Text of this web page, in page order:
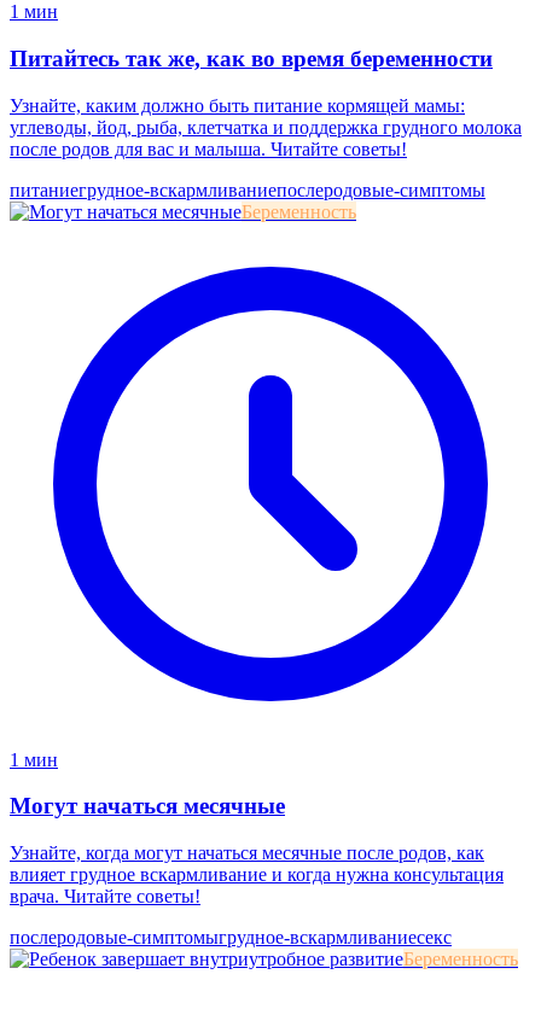
1 мин
Питайтесь так же, как во время беременности
Узнайте, каким должно быть питание кормящей мамы:
углеводы, йод, рыба, клетчатка и поддержка грудного молока
после родов для вас и малыша. Читайте советы!
питаниегрудное-вскармливаниепослеродовые-симптомы
Беременность
1 мин
Могут начаться месячные
Узнайте, когда могут начаться месячные после родов, как
влияет грудное вскармливание и когда нужна консультация
врача. Читайте советы!
послеродовые-симптомыгрудное-вскармливаниесекс
Беременность